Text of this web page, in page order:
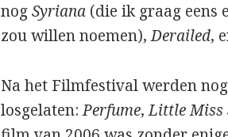
nogSyriana (die ik graag eens
zou willen noemen),Derailed,
Na het Filmfestival werden
losgelaten:Perfume,Little Miss